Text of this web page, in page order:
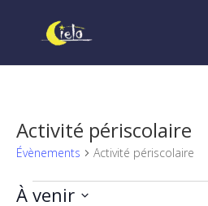
Activité périscolaire
Évènements Activité périscolaire
Évènements
À venir